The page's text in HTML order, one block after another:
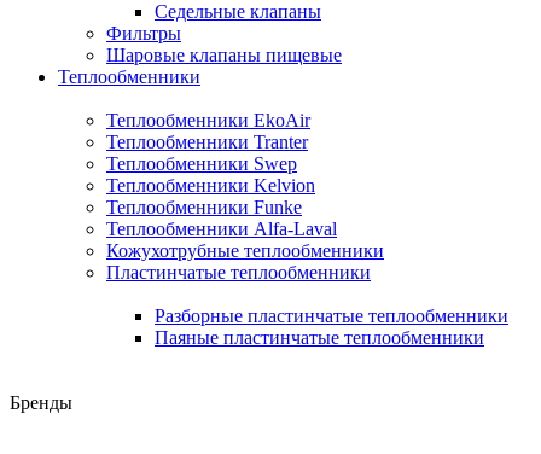
Седельные клапаны
Фильтры
Шаровые клапаны пищевые
Теплообменники
Теплообменники EkoAir
Теплообменники Tranter
Теплообменники Swep
Теплообменники Kelvion
Теплообменники Funke
Теплообменники Alfa-Laval
Кожухотрубные теплообменники
Пластинчатые теплообменники
Разборные пластинчатые теплообменники
Паяные пластинчатые теплообменники
Бренды